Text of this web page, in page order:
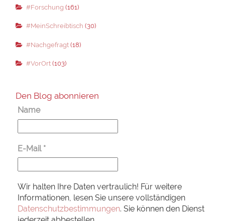
#Forschung (161)
#MeinSchreibtisch (30)
#Nachgefragt(18)
#VorOrt(103)
Den Blog abonnieren
Name
E-Mail *
Wir halten Ihre Daten vertraulich! Für weitere
Informationen, lesen Sie unsere vollständigen
Datenschutzbestimmungen. Sie können den Dienst